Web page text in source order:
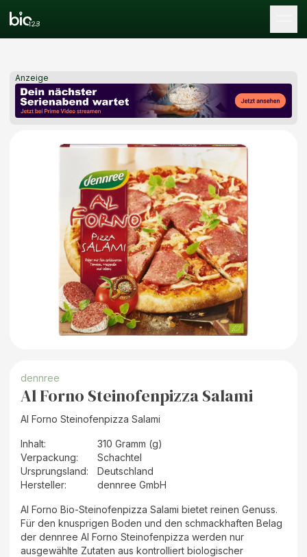
Anzeige
dennree
Al Forno Steinofenpizza Salami
Al Forno Steinofenpizza Salami
Inhalt:
310 Gramm (g)
Verpackung:
Schachtel
Ursprungsland:
Deutschland
Hersteller: dennree GmbH
Al Forno Bio-Steinofenpizza Salami bietet reinen Genuss.
Für den knusprigen Boden und den schmackhaften Belag
der dennree Al Forno Steinofenpizza werden nur
ausgewählte Zutaten aus kontrolliert biologischer